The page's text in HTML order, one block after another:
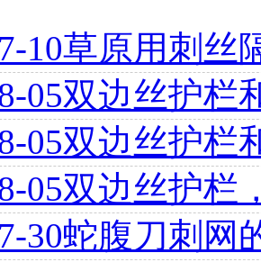
10草原用刺丝
05双边丝护栏
05双边丝护栏
05双边丝护栏
30蛇腹刀刺网